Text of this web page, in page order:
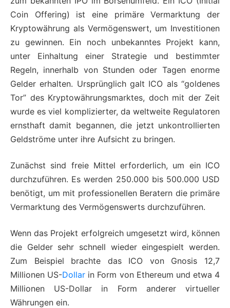
Coin Offering) ist eine primäre Vermarktung der
Kryptowährung als Vermögenswert, um Investitionen
zu gewinnen. Ein noch unbekanntes Projekt kann,
unter Einhaltung einer Strategie und bestimmter
Regeln, innerhalb von Stunden oder Tagen enorme
Gelder erhalten. Ursprünglich galt ICO als “goldenes
Tor” des Kryptowährungsmarktes, doch mit der Zeit
wurde es viel komplizierter, da weltweite Regulatoren
ernsthaft damit begannen, die jetzt unkontrollierten
Geldströme unter ihre Aufsicht zu bringen.
Zunächst sind freie Mittel erforderlich, um ein ICO
durchzuführen. Es werden 250.000 bis 500.000 USD
benötigt, um mit professionellen Beratern die primäre
Vermarktung des Vermögenswerts durchzuführen.
Wenn das Projekt erfolgreich umgesetzt wird, können
die Gelder sehr schnell wieder eingespielt werden.
Zum Beispiel brachte das ICO von Gnosis 12,7
Millionen US-Dollar in Form von Ethereum und etwa 4
Millionen US-Dollar in Form anderer virtueller
Währungen ein.